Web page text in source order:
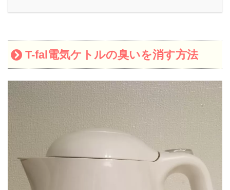
T-fal電気ケトルの臭いを消す方法